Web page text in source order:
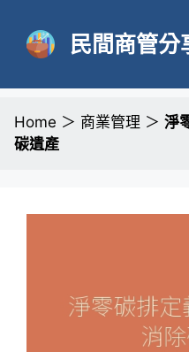
民間商管分
Home ＞ 商業管理 ＞ 淨
碳遺產